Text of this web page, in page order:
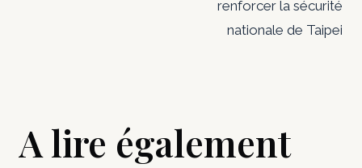
renforcer la sécurité
nationale de Taipei
A lire également